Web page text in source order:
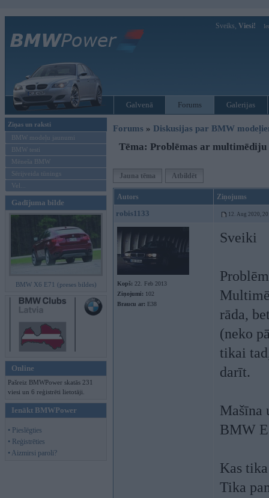
Sveiks, Viesi!
Galvenā Forums Galerijas
Ziņas un raksti
BMW modeļu jaunumi
BMW testi
Mēneša BMW
Sērijveida tūnings
Vel...
Gadījuma bilde
BMW X6 E71 (preses bildes)
Online
Pašreiz BMWPower skatās 231
viesi un 6 reģistrēti lietotāji.
Ienākt BMWPower
• Pieslēgties
• Reģistrēties
• Aizmirsi paroli?
Forums » Diskusijas par BMW
Tēma: Problēmas ar multimēdiju
Jauna tēma Atbildēt
Autors Ziņojums
robis1133 12. Aug 2020,
Kopš: 22. Feb 2013
Ziņojumi: 102
Braucu ar: E38
Sveiki
rāda,
(neko
tikai
darīt.
Mašīna
BMW
Kas
Tika